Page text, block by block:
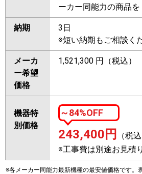
ーカー同能力の商品
納期
3日
※短い納期もご相談く
メーカ
ー希望
価格
1,521,300 円（税込）
機器特
別価格
～84%OFF
243,400 円
（税
※工事費は別途お見積り
※各メーカー同能力最新機種の最安値価格です。